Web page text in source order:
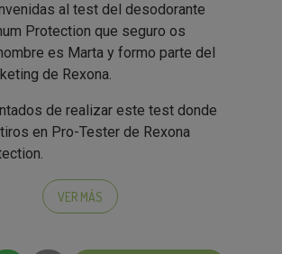
al test del desodorante
Protection que seguro os
es Marta y formo parte del
de Rexona.
de realizar este test donde
en Pro-Tester de Rexona
saber quiénes serán las 500
recibirán la Testa-Box.
pendientes de vuestros comentarios,
VER MÁS